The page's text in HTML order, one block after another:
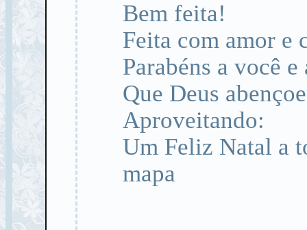
Bem feita!
Feita com amor e
Parabéns a você
Que Deus
Aproveitando:
Um Feliz Natal a
mapa